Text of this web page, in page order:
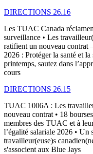
DIRECTIONS 26.16
Les TUAC Canada
surveillance • Les
ratifient un nouveau contrat
2026 : Protéger la santé et
printemps, sautez dans
cours
DIRECTIONS 26.15
TUAC 1006A : Les
nouveau contrat • 18
membres des TUAC et à
l’égalité salariale 2026 • Un
travailleur(euse)s
s'associent aux Blue Jays